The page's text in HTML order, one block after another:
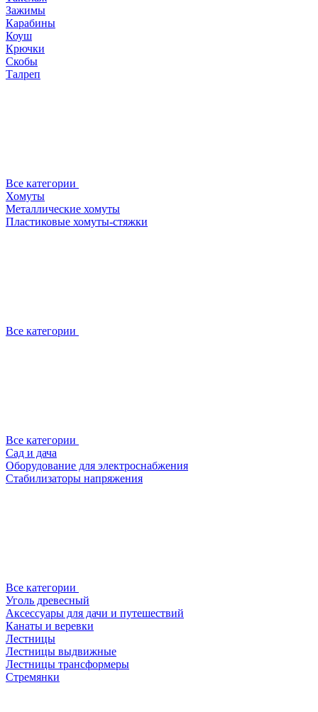
Зажимы
Карабины
Коуш
Крючки
Скобы
Талреп
Все категории
Хомуты
Металлические хомуты
Пластиковые хомуты-стяжки
Все категории
Все категории
Сад и дача
Оборудование для электроснабжения
Стабилизаторы напряжения
Все категории
Уголь древесный
Аксессуары для дачи и путешествий
Канаты и веревки
Лестницы
Лестницы выдвижные
Лестницы трансформеры
Стремянки